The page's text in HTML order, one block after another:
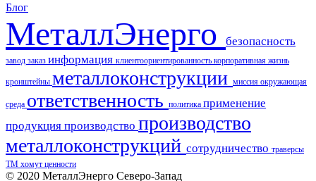
Блог
МеталлЭнерго безопасность
завод заказ информация клиентоориентированность корпоративная жизнь
кронштейны металлоконструкции миссия окружающая
среда ответственность политика применение
продукция производство производство
металлоконструкций сотрудничество траверсы
ТМ хомут ценности
© 2020 МеталлЭнерго Северо-Запад